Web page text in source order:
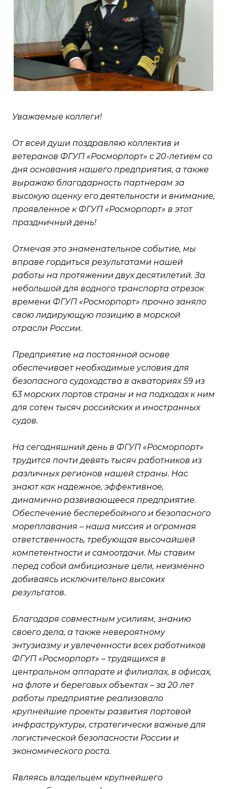
Уважаемые коллеги!
От всей души поздравляю коллектив и
ветеранов ФГУП «Росморпорт» с 20-летием со
дня основания нашего предприятия, а также
выражаю благодарность партнерам за
высокую оценку его деятельности и внимание,
проявленное к ФГУП «Росморпорт» в этот
праздничный день!
Отмечая это знаменательное событие, мы
вправе гордиться результатами нашей
работы на протяжении двух десятилетий. За
небольшой для водного транспорта отрезок
времени ФГУП «Росморпорт» прочно заняло
свою лидирующую позицию в морской
отрасли России.
Предприятие на постоянной основе
обеспечивает необходимые условия для
безопасного судоходства в акваториях 59 из
63 морских портов страны и на подходах к ним
для сотен тысяч российских и иностранных
судов.
На сегодняшний день в ФГУП «Росморпорт»
трудится почти девять тысяч работников из
различных регионов нашей страны. Нас
знают как надежное, эффективное,
динамично развивающееся предприятие.
Обеспечение бесперебойного и безопасного
мореплавания – наша миссия и огромная
ответственность, требующая высочайшей
компетентности и самоотдачи. Мы ставим
перед собой амбициозные цели, неизменно
добиваясь исключительно высоких
результатов.
Благодаря совместным усилиям, знанию
своего дела, а также невероятному
энтузиазму и увлеченности всех работников
ФГУП «Росморпорт» – трудящихся в
центральном аппарате и филиалах, в офисах,
на флоте и береговых объектах – за 20 лет
работы предприятие реализовало
крупнейшие проекты развития портовой
инфраструктуры, стратегически важные для
логистической безопасности России и
экономического роста.
Являясь владельцем крупнейшего